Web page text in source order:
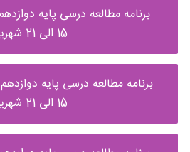
برنامه مطالعه درسی پایه
15 الی 21 شهریور
برنامه مطالعه درسی پایه
15 الی 21 شهریور